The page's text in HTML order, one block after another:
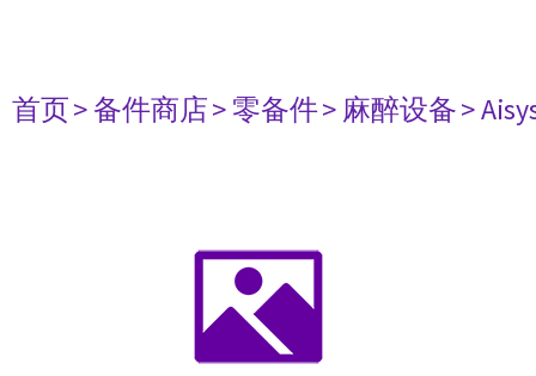
首页> 备件商店> 零备件> 麻醉设备>